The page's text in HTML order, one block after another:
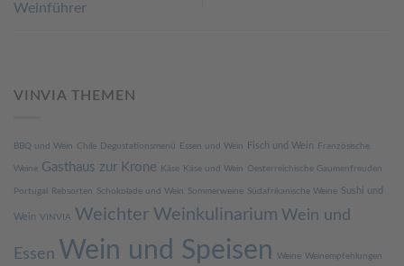
Weinführer
VINVIA THEMEN
BBQ und Wein Chile Degustationsmenü Essen und Wein Fisch und Wein Französische
Weine Gasthaus zur Krone Käse Käse und Wein Oesterreichische Gaumenfreuden
Portugal Rebsorten Schokolade und Wein Sommerweine Südafrikanische Weine Sushi und
Wein VINVIA Weichter Weinkulinarium Wein und
Essen Wein und Speisen Weine Weinempfehlungen